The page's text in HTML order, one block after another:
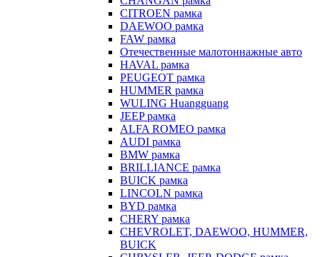
CITROEN рамка
DAEWOO рамка
FAW рамка
Отечественные малотоннажные авто
HAVAL рамка
PEUGEOT рамка
HUMMER рамка
WULING Huangguang
JEEP рамка
ALFA ROMEO рамка
AUDI рамка
BMW рамка
BRILLIANCE рамка
BUICK рамка
LINCOLN рамка
BYD рамка
CHERY рамка
CHEVROLET, DAEWOO, HUMMER,
BUICK